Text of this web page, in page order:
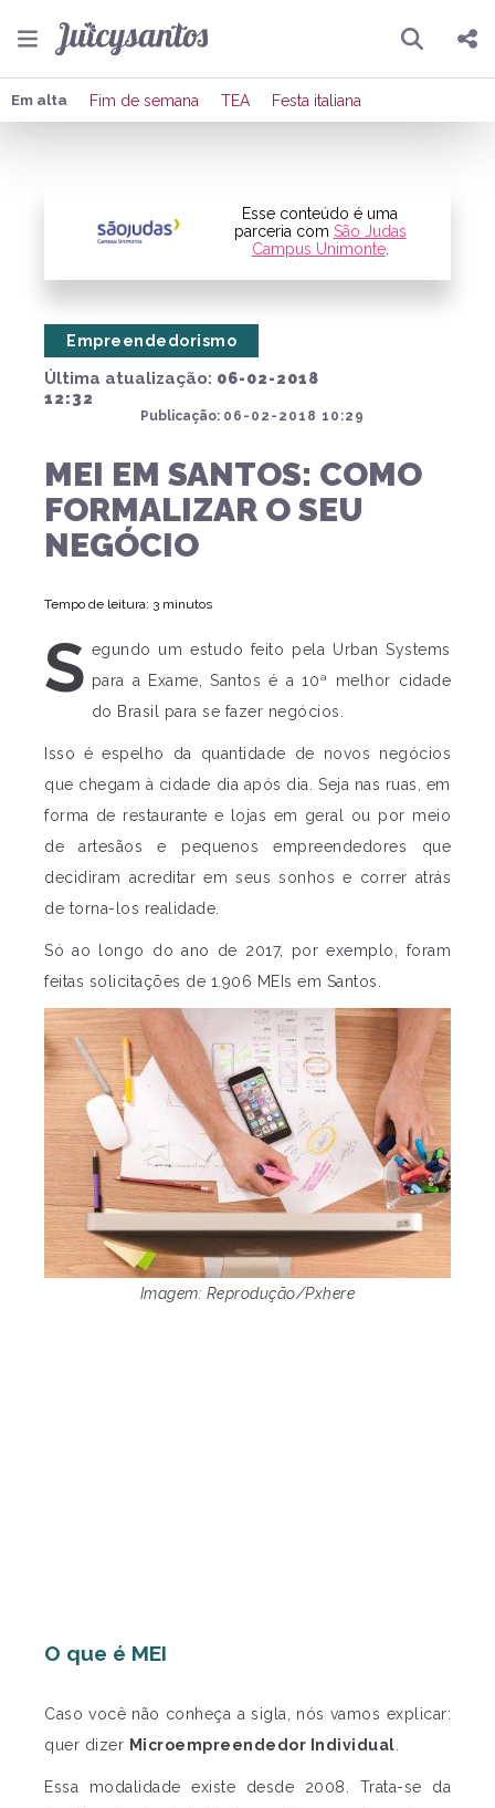
Pesquisar
Compartilhar
Publicar no Facebook
Em alta Fim de semana TEA Festa italiana
Esse conteúdo é uma
parceria com São Judas
Campus Unimonte.
Última atualização: 06-02-2018
12:32
Publicação: 06-02-2018 10:29
Empreendedorismo
MEI EM SANTOS: COMO
FORMALIZAR O SEU
NEGÓCIO
Tempo de leitura: 3 minutos
S egundo um estudo feito pela Urban Systems
para a Exame, Santos é a 10ª melhor cidade
do Brasil para se fazer negócios.
Isso é espelho da quantidade de novos negócios
que chegam à cidade dia após dia. Seja nas ruas, em
forma de restaurante e lojas em geral ou por meio
de artesãos e pequenos empreendedores que
decidiram acreditar em seus sonhos e correr atrás
de torna-los realidade.
Só ao longo do ano de 2017, por exemplo, foram
feitas solicitações de 1.906 MEIs em Santos.
Imagem: Reprodução/Pxhere
O que é MEI
Caso você não conheça a sigla, nós vamos explicar:
quer dizer Microempreendedor Individual.
Essa modalidade existe desde 2008. Trata-se da